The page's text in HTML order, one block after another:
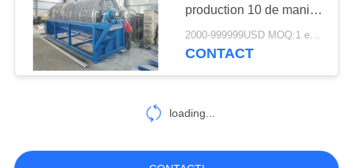
production 10 de manioc
- 25t/H
2000-999999USD MOQ:1 ensemble
CONTACT
loading...